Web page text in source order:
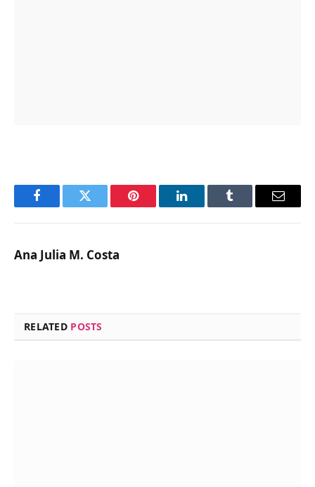
FacebookTwitter Pinterest LinkedInTumblr Email
Ana Julia M. Costa
RELATED POSTS